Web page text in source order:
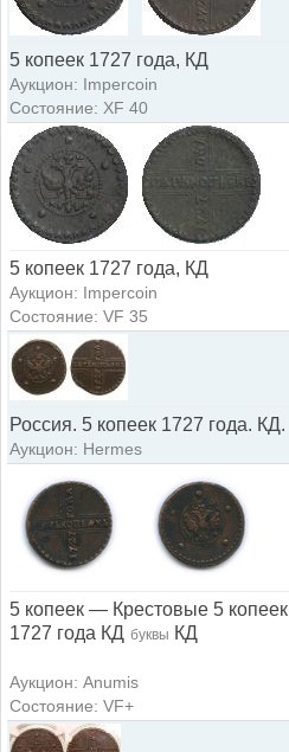
5 копеек 1727 года, КД
Аукцион: Impercoin
Состояние: XF 40
5 копеек 1727 года, КД
Аукцион: Impercoin
Состояние: VF 35
Россия. 5 копеек 1727 года. КД.
Аукцион: Hermes
5 копеек — Крестовые 5 копеек
1727 года КД буквы КД
Аукцион: Anumis
Состояние: VF+